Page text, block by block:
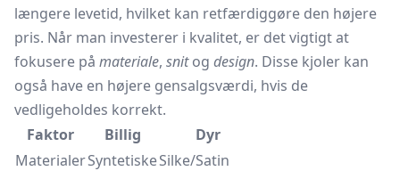
længere levetid, hvilket kan retfærdiggøre den højere
pris. Når man investerer i kvalitet, er det vigtigt at
fokusere på materiale, snitog design. Disse kjoler kan
også have en højere gensalgsværdi, hvis de
vedligeholdes korrekt.
Faktor
Billig
Dyr
MaterialerSyntetiskeSilke/Satin